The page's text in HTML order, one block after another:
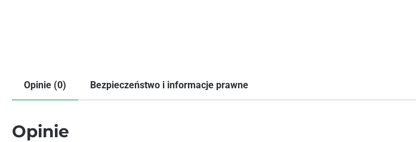
Opinie (0) Bezpieczeństwo i informacje prawne
Opinie